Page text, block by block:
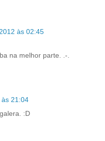
às 02:45
na melhor parte. .-.
21:04
:D